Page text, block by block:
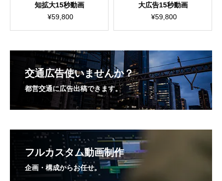
知拡大15秒動画
¥59,800
大広告15秒動画
¥59,800
交通広告使いませんか？
都営交通に広告出稿できます。
フルカスタム動画制作
企画・構成からお任せ。